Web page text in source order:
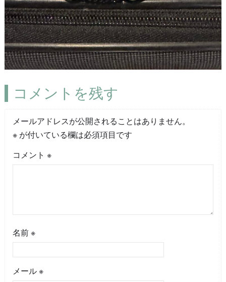
コメントを残す
メールアドレスが公開されることはありません。
※が付いている欄は必須項目です
コメント ※
名前 ※
メール ※